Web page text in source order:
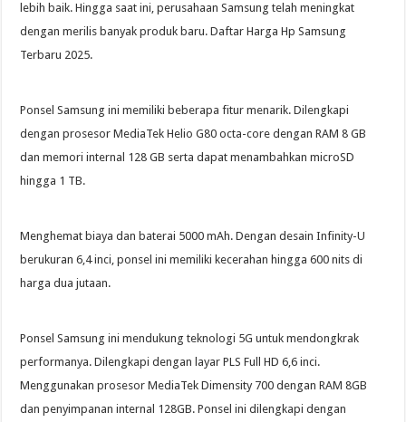
lebih baik. Hingga saat ini, perusahaan Samsung telah meningkat
dengan merilis banyak produk baru. Daftar Harga Hp Samsung
Terbaru 2025.
Ponsel Samsung ini memiliki beberapa fitur menarik. Dilengkapi
dengan prosesor MediaTek Helio G80 octa-core dengan RAM 8 GB
dan memori internal 128 GB serta dapat menambahkan microSD
hingga 1 TB.
Menghemat biaya dan baterai 5000 mAh. Dengan desain Infinity-U
berukuran 6,4 inci, ponsel ini memiliki kecerahan hingga 600 nits di
harga dua jutaan.
Ponsel Samsung ini mendukung teknologi 5G untuk mendongkrak
performanya. Dilengkapi dengan layar PLS Full HD 6,6 inci.
Menggunakan prosesor MediaTek Dimensity 700 dengan RAM 8GB
dan penyimpanan internal 128GB. Ponsel ini dilengkapi dengan